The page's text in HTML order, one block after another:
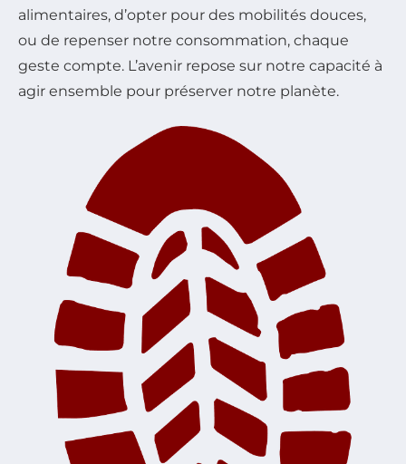
alimentaires, d’opter pour des mobilités douces,
ou de repenser notre consommation, chaque
geste compte. L’avenir repose sur notre capacité à
agir ensemble pour préserver notre planète.